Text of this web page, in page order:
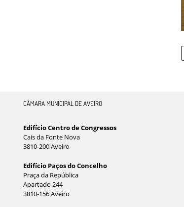
CÂMARA MUNICIPAL DE AVEIRO
Edifício Centro de Congressos
Cais da Fonte Nova
3810-200 Aveiro
Edifício Paços do Concelho
Praça da República
Apartado 244
3810-156 Aveiro